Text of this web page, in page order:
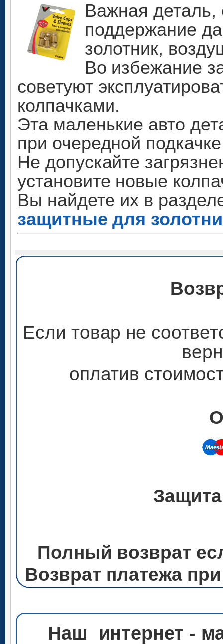
Важная
поддержание
золотник,
Во избежание
советуют
колпачками.
Эта маленькие авто
при очередной
Не допускайте
установите новые
Вы найдете их в
защитные для
Если товар не
оплатив
Полный возврат
Возврат платежа
Наш интернет -